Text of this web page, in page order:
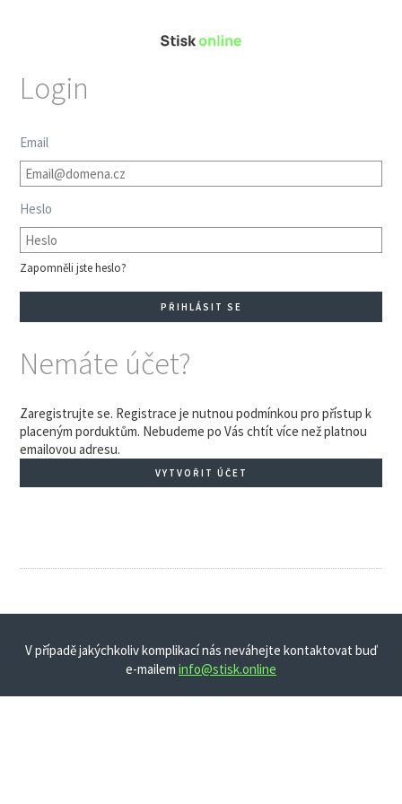
Login
Email
Heslo
Zapomněli jste heslo?
Nemáte účet?
Zaregistrujte se. Registrace je nutnou podmínkou pro přístup k
placeným porduktům. Nebudeme po Vás chtít více než platnou
emailovou adresu.
VYTVOŘIT ÚČET
V případě jakýchkoliv komplikací nás neváhejte kontaktovat buď
e-mailem info@stisk.online